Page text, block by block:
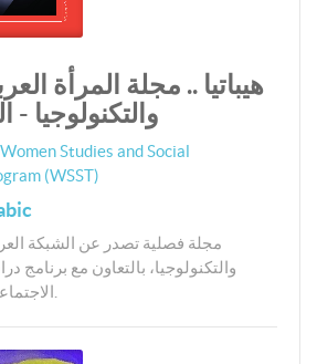
هيباتيا .. مجلة المرأة
والتكنولوجيا
Women Studies and Social
(WSST)
مجلة فصلية تصدر عن الشبكة
والتكنولوجيا، بالتعاون مع برنامج